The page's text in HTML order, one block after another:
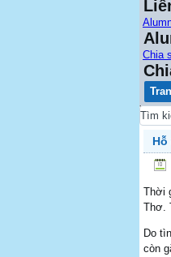
Chia
0
Thời
Thơ.
Do
còn